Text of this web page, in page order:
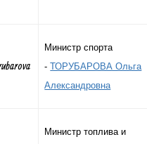
Министр спорта
- ТОРУБАРОВА Ольга
Александровна
Министр топлива и